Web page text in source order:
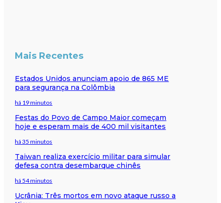
Mais Recentes
Estados Unidos anunciam apoio de 865 ME
para segurança na Colômbia
há 19 minutos
Festas do Povo de Campo Maior começam
hoje e esperam mais de 400 mil visitantes
há 35 minutos
Taiwan realiza exercício militar para simular
defesa contra desembarque chinês
há 54 minutos
Ucrânia: Três mortos em novo ataque russo a